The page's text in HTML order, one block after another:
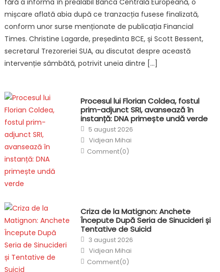
mișcare aflată abia după ce tranzacția fusese finalizată,
conform unor surse menționate de publicația Financial
Times. Christine Lagarde, președinta BCE, și Scott Bessent,
secretarul Trezoreriei SUA, au discutat despre această
intervenție sâmbătă, potrivit uneia dintre […]
Procesul lui Florian Coldea, fostul
prim-adjunct SRI, avansează în
instanță: DNA primește undă verde
Posted
on
5 august 2026
Author
Vidjean Mihai
Comment(0)
Criza de la Matignon: Anchete
Începute După Seria de Sinucideri și
Tentative de Suicid
Posted
on
3 august 2026
Author
Vidjean Mihai
Comment(0)